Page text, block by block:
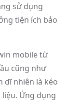
sử dụng
tiện ích bảo
mobile từ
cũng như
dĩ nhiên là kéo
Ứng dụng